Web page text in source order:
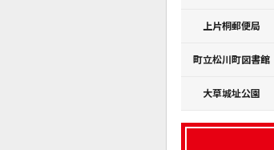
上片桐郵便局
町立松川町図書館
大草城址公園